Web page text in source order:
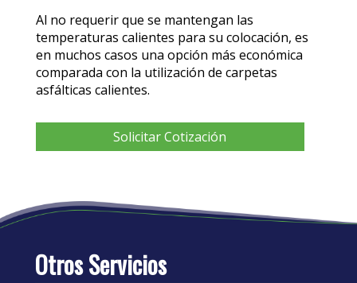
Al no requerir que se mantengan las
temperaturas calientes para su colocación, es
en muchos casos una opción más económica
comparada con la utilización de carpetas
asfálticas calientes.
Solicitar Cotización
Otros Servicios